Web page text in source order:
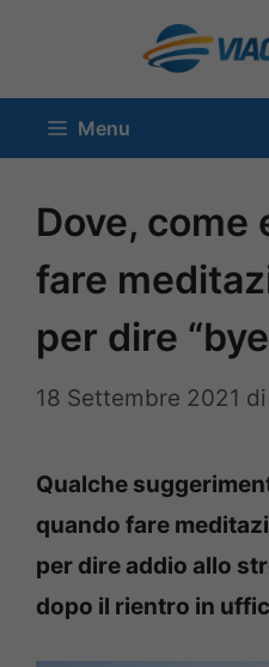
contenuto
Menu
Dove, come
fare
per dire
18 Settembre 2021 di
Qualche
quando fare
per dire addio allo
dopo il rientro in